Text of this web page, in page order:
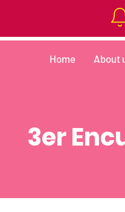
Home About
3er